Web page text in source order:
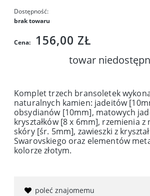
Dostępność:
brak towaru
Cena: 156,00 ZŁ
towar
Komplet trzech bransoletek
naturalnych kamien: jadeitów
obsydianów [10mm], matowych
kryształków [8 x 6mm], rzemienia
skóry [śr. 5mm], zawieszki z
Swarovskiego oraz elementów
kolorze złotym.
poleć znajomemu